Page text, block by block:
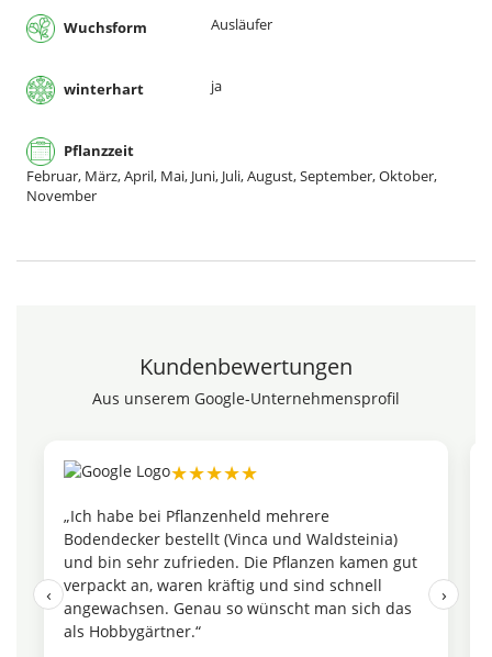
Wuchsform Ausläufer
winterhart ja
Pflanzzeit
Februar, März, April, Mai, Juni, Juli, August, September, Oktober,
November
Kundenbewertungen
Aus unserem Google-Unternehmensprofil
★★★★★
„Ich habe bei Pflanzenheld mehrere
Bodendecker bestellt (Vinca und Waldsteinia)
und bin sehr zufrieden. Die Pflanzen kamen gut
verpackt an, waren kräftig und sind schnell
angewachsen. Genau so wünscht man sich das
als Hobbygärtner.“
‹ ›